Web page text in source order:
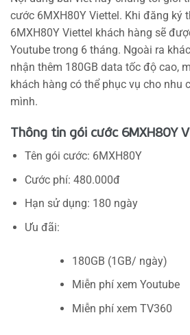
cước 6MXH80Y Viettel. Khi đăng ký
6MXH80Y Viettel khách hàng sẽ
Youtube trong 6 tháng. Ngoài ra
nhận thêm 180GB data tốc độ cao,
khách hàng có thể phục vụ cho nhu
mình.
Thông tin gói cước 6MXH80Y
Tên gói cước: 6MXH80Y
Cước phí: 480.000đ
Hạn sử dụng: 180 ngày
Ưu đãi:
180GB (1GB/ ngày)
Miễn phí xem Youtube
Miễn phí xem TV360